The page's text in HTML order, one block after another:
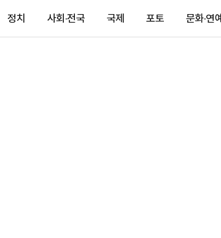
정치 사회·전국 국제 포토 문화·연예